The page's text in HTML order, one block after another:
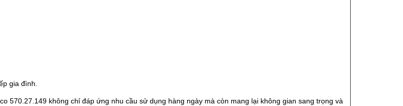
gia đình.
570.27.149 không chỉ đáp ứng nhu cầu sử dụng hàng ngày mà còn mang lại không gian sang trọng và